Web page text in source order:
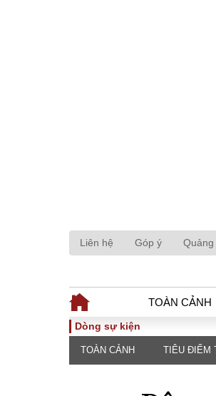
Liên hệ Góp ý Quảng
TOÀN CẢNH
TOÀN CẢNH
Dòng sự kiện
TOÀN CẢNH TIÊU ĐIỂM